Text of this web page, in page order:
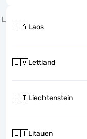
L
🇱🇦Laos
🇱🇻Lettland
🇱🇮Liechtenstein
🇱🇹Litauen